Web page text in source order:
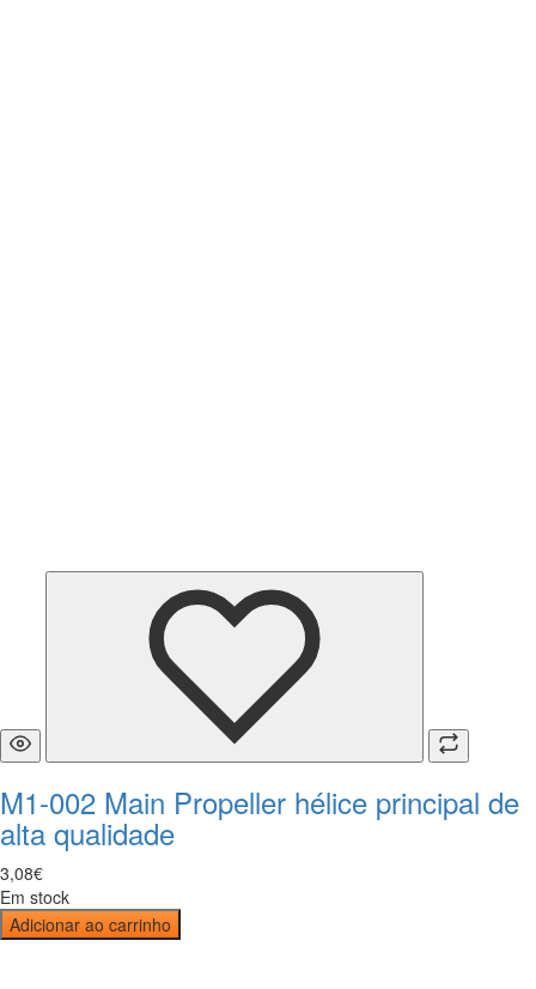
M1-002 Main Propeller hélice principal de
alta qualidade
3,08€
Em stock
Adicionar ao carrinho